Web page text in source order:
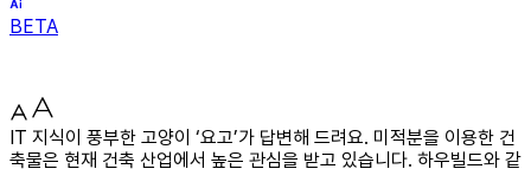
BETA
IT 지식이 풍부한 고양이 ‘요고’가 답변해 드려요. 미적분을 이용한 건
축물은 현재 건축 산업에서 높은 관심을 받고 있습니다. 하우빌드와 같